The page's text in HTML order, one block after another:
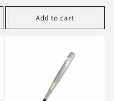
price
Add to cart